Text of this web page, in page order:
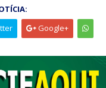
Google+